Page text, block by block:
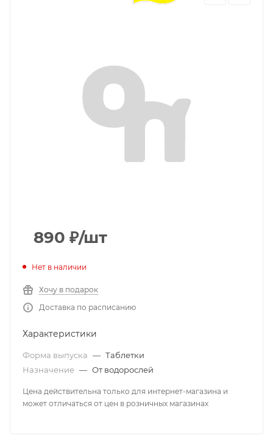
890 ₽/шт
Нет в наличии
Хочу в подарок
Доставка по расписанию
Характеристики
Форма выпуска — Таблетки
Назначение — От водорослей
Цена действительна только для интернет-магазина и
может отличаться от цен в розничных магазинах